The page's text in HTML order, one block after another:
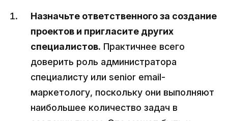
Назначьте ответственного за создание
проектов и пригласите других
специалистов. Практичнее всего
доверить роль администратора
специалисту или senior email-
маркетологу, поскольку они выполняют
наибольшее количество задач в